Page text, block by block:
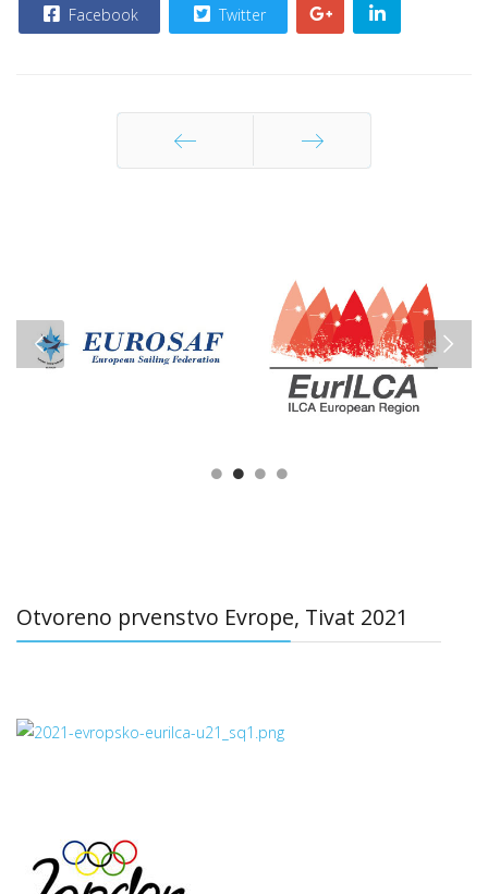
Facebook Twitter
Otvoreno prvenstvo Evrope, Tivat 2021